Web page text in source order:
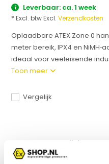
Leverbaar: ca. 1 week
* Excl. btw Excl.Verzendkosten
Oplaadbare ATEX Zone 0
meter bereik, IPX4 en
ideaal voor veeleisende
Toon meer
Vergelijk
Productomschrijving